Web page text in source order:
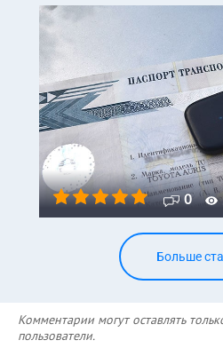
0
Больше
Комментарии могут оставлять
пользователи.